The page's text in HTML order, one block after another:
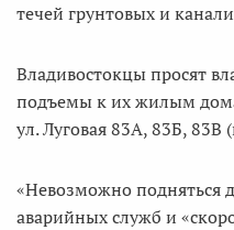
течей грунтовых и
Владивостокцы просят
подъемы к их жилым
ул. Луговая 83А, 83Б, 83В
«Невозможно подняться
аварийных служб и